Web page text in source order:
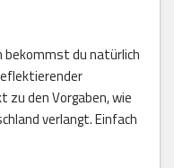
bekommst du natürlich
zu den Vorgaben, wie
verlangt. Einfach